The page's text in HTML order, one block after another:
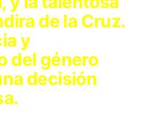
de la Cruz.
y
del género
decisión